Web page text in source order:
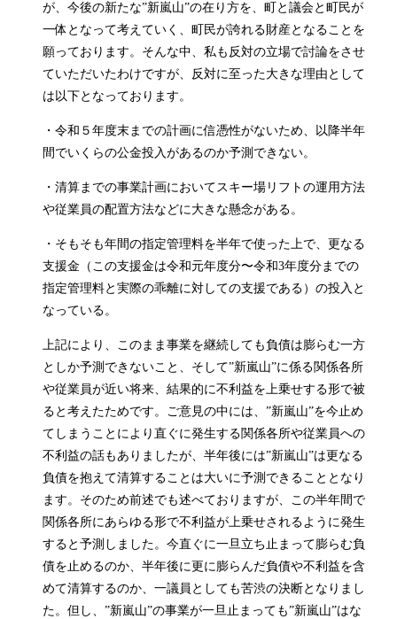
が、今後の新たな”新嵐山”の在り方を、町と議会と町民が
一体となって考えていく、町民が誇れる財産となることを
願っております。そんな中、私も反対の立場で討論をさせ
ていただいたわけですが、反対に至った大きな理由として
は以下となっております。
・令和５年度末までの計画に信憑性がないため、以降半年
間でいくらの公金投入があるのか予測できない。
・清算までの事業計画においてスキー場リフトの運用方法
や従業員の配置方法などに大きな懸念がある。
・そもそも年間の指定管理料を半年で使った上で、更なる
支援金（この支援金は令和元年度分〜令和3年度分までの
指定管理料と実際の乖離に対しての支援である）の投入と
なっている。
上記により、このまま事業を継続しても負債は膨らむ一方
としか予測できないこと、そして”新嵐山”に係る関係各所
や従業員が近い将来、結果的に不利益を上乗せする形で被
ると考えたためです。ご意見の中には、”新嵐山”を今止め
てしまうことにより直ぐに発生する関係各所や従業員への
不利益の話もありましたが、半年後には”新嵐山”は更なる
負債を抱えて清算することは大いに予測できることとなり
ます。そのため前述でも述べておりますが、この半年間で
関係各所にあらゆる形で不利益が上乗せされるように発生
すると予測しました。今直ぐに一旦立ち止まって膨らむ負
債を止めるのか、半年後に更に膨らんだ負債や不利益を含
めて清算するのか、一議員としても苦渋の決断となりまし
た。但し、”新嵐山”の事業が一旦止まっても”新嵐山”はな